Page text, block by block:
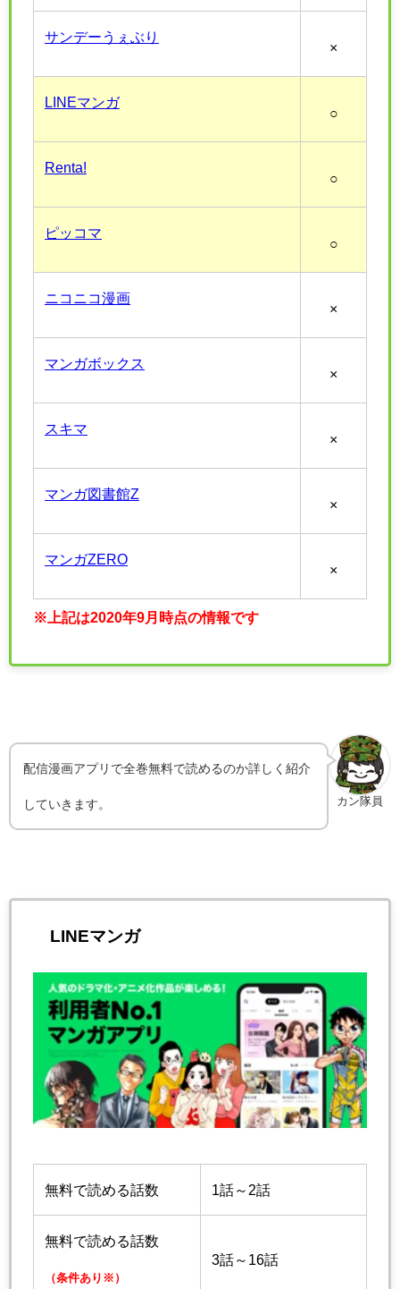
サンデーうぇぶり
×
LINEマンガ
○
Renta!
○
ピッコマ
○
ニコニコ漫画
×
マンガボックス
×
スキマ
×
マンガ図書館Z
×
マンガZERO
×
※上記は2020年9月時点の情報です
カン隊員
配信漫画アプリで全巻無料で読めるのか詳しく紹介
していきます。
LINEマンガ
無料で読める話数 1話～2話
無料で読める話数
（条件あり※）
3話～16話